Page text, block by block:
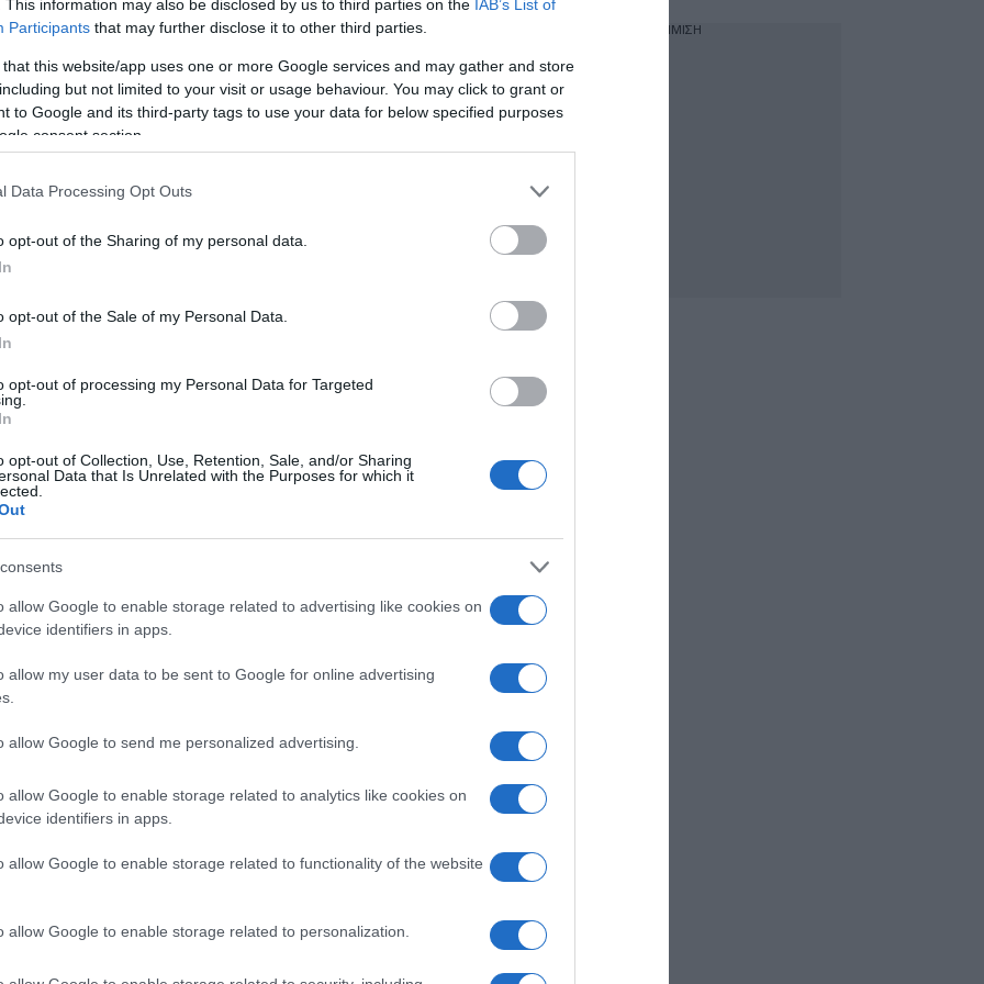
This information may also be disclosed by us to third parties on the IAB’s List of
Participants that may further disclose it to other third parties.
that this website/app uses one or more Google services and may gather and store
but not limited to your visit or usage behaviour. You may click to grant or
to Google and its third-party tags to use your data for below specified purposes
consent section.
Data Processing Opt Outs
opt-out of the Sharing of my personal data.
opt-out of the Sale of my Personal Data.
opt-out of processing my Personal Data for Targeted
opt-out of Collection, Use, Retention, Sale, and/or Sharing
Data that Is Unrelated with the Purposes for which it
allow Google to enable storage related to advertising like cookies on
identifiers in apps.
allow my user data to be sent to Google for online advertising
allow Google to send me personalized advertising.
allow Google to enable storage related to analytics like cookies on
identifiers in apps.
allow Google to enable storage related to functionality of the website
allow Google to enable storage related to personalization.
σε δημοσίευμα για την
άλλες φορές χρόνια»
και τα παιχνίδια απασχόλησης ήταν
δημιουργώντας μια μαγική
έργο τέχνης, ήταν
ημέρας, έλαμπε από χαρά,
Οι γονείς του, περήφανοι και
τις όμορφες στιγμές,
συντροφεύουν για πάντα.
ΔΙΑΦΗΜΙΣΗ